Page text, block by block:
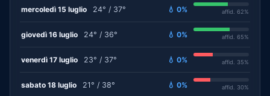
mercoledì 15 luglio 24° / 37° 💧 0% affid. 62%
giovedì 16 luglio 24° / 36° 💧 0% affid. 65%
venerdì 17 luglio 23° / 37° 💧 0% affid. 35%
sabato 18 luglio 21° / 38° 💧 0% affid. 30%